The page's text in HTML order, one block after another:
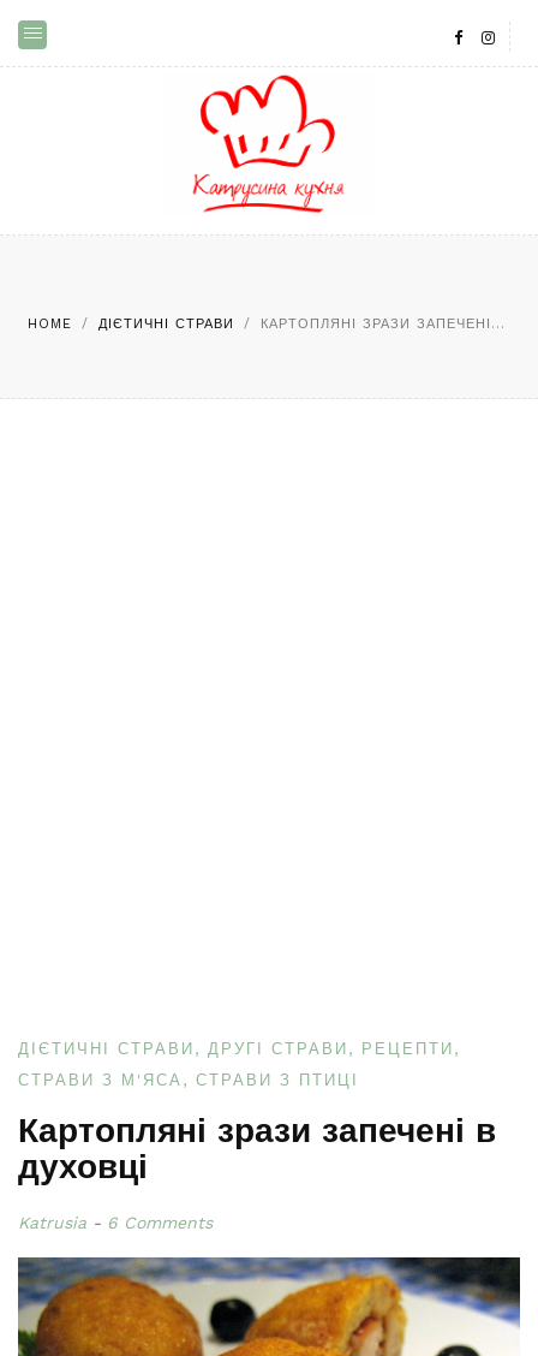
HOME / ДІЄТИЧНІ СТРАВИ / КАРТОПЛЯНІ ЗРАЗИ ЗАПЕЧЕНІ...
ДІЄТИЧНІ СТРАВИ ДРУГІ СТРАВИ
РЕЦЕПТИ
СТРАВИ З М'ЯСА
СТРАВИ З ПТИЦІ
Картопляні зрази запечені в
духовці
Katrusia 6 Comments